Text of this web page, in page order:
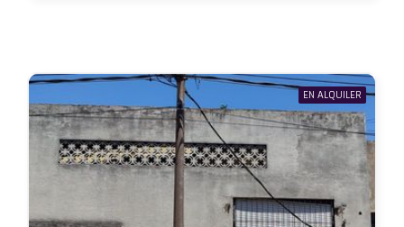
EN ALQUILER